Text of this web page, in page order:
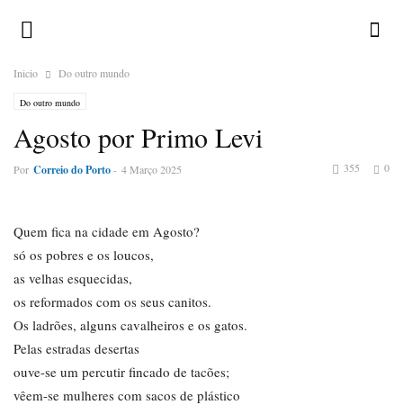
Inicio Do outro mundo
Do outro mundo
Agosto por Primo Levi
Por Correio do Porto- 4 Março 2025 0
355
Quem fica na cidade em Agosto?
só os pobres e os loucos,
as velhas esquecidas,
os reformados com os seus canitos.
Os ladrões, alguns cavalheiros e os gatos.
Pelas estradas desertas
ouve-se um percutir fincado de tacões;
vêem-se mulheres com sacos de plástico